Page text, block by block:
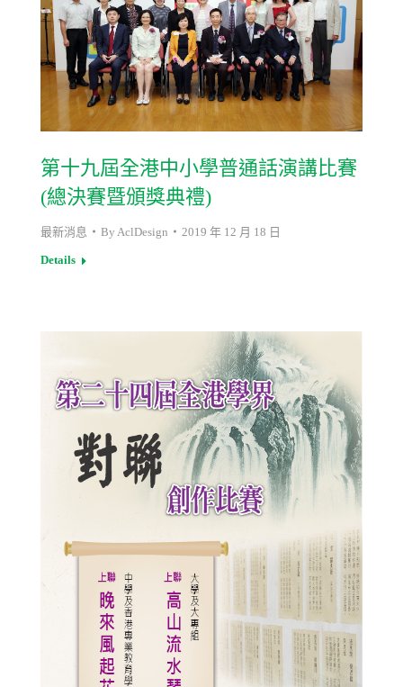
第十九屆全港中小學普通話演講比賽
(總決賽暨頒獎典禮)
最新消息 By AclDesign 2019 年 12 月 18 日
Details